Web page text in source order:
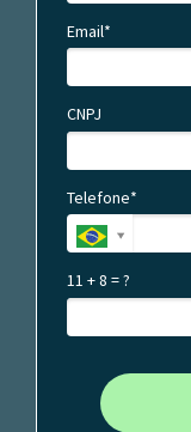
Email*
CNPJ
Telefone*
11 + 8 = ?